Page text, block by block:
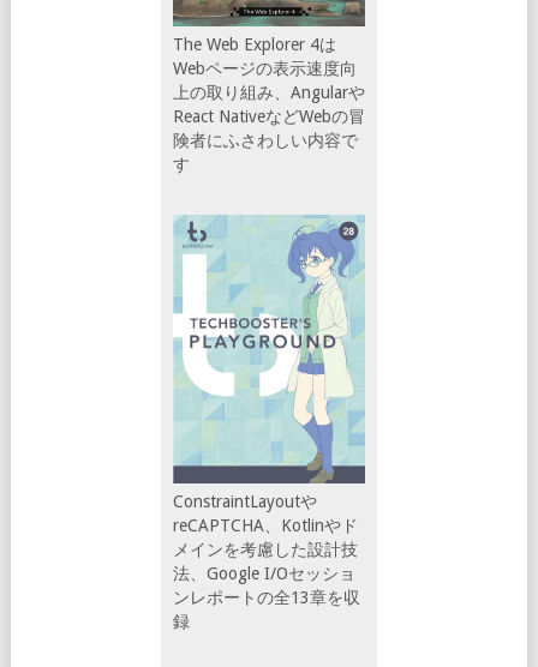
The Web Explorer 4は
Webページの表示速度向
上の取り組み、Angularや
React NativeなどWebの冒
険者にふさわしい内容で
す
ConstraintLayoutや
reCAPTCHA、Kotlinやド
メインを考慮した設計技
法、Google I/Oセッショ
ンレポートの全13章を収
録